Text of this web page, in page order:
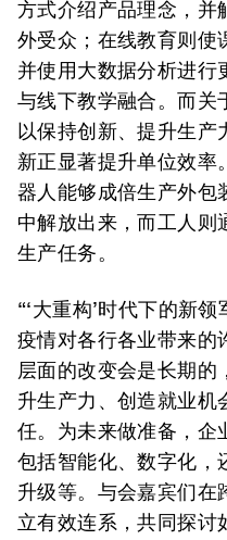
方式介绍产品理念，并
外受众；在线教育则使
并使用大数据分析进行
与线下教学融合。而关
以保持创新、提升生产
新正显著提升单位效率
器人能够成倍生产外包
中解放出来，而工人则
生产任务。
“‘大重构’时代下的新
疫情对各行各业带来的
层面的改变会是长期的
升生产力、创造就业机
任。为未来做准备，企
包括智能化、数字化，
升级等。与会嘉宾们在
立有效连系，共同探讨